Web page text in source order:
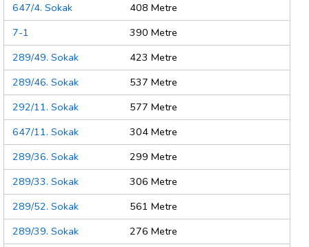
647/4. Sokak
408 Metre
7-1
390 Metre
289/49. Sokak
423 Metre
289/46. Sokak
537 Metre
292/11. Sokak
577 Metre
647/11. Sokak
304 Metre
289/36. Sokak
299 Metre
289/33. Sokak
306 Metre
289/52. Sokak
561 Metre
289/39. Sokak
276 Metre